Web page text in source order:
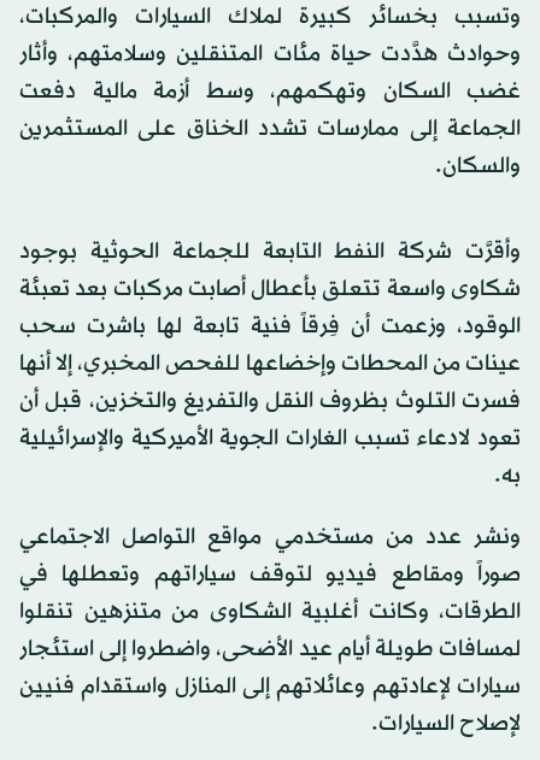
وتسبب بخسائر كبيرة لملاك السيارات والمركبات،
وحوادث هدَّدت حياة مئات المتنقلين وسلامتهم، وأثار
غضب السكان وتهكمهم، وسط أزمة مالية دفعت
الجماعة إلى ممارسات تشدد الخناق على المستثمرين
والسكان.
وأقرَّت شركة النفط التابعة للجماعة الحوثية بوجود
شكاوى واسعة تتعلق بأعطال أصابت مركبات بعد تعبئة
الوقود، وزعمت أن فِرقاً فنية تابعة لها باشرت سحب
عينات من المحطات وإخضاعها للفحص المخبري، إلا أنها
فسرت التلوث بظروف النقل والتفريغ والتخزين، قبل أن
تعود لادعاء تسبب الغارات الجوية الأميركية والإسرائيلية
به.
ونشر عدد من مستخدمي مواقع التواصل الاجتماعي
صوراً ومقاطع فيديو لتوقف سياراتهم وتعطلها في
الطرقات، وكانت أغلبية الشكاوى من متنزهين تنقلوا
لمسافات طويلة أيام عيد الأضحى، واضطروا إلى استئجار
سيارات لإعادتهم وعائلاتهم إلى المنازل واستقدام فنيين
لإصلاح السيارات.